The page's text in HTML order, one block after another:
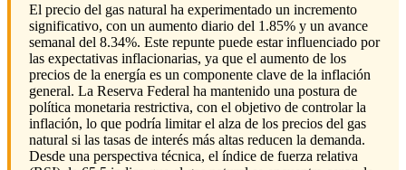
El precio del gas natural ha experimentado un incremento
significativo, con un aumento diario del 1.85% y un avance
semanal del 8.34%. Este repunte puede estar influenciado por
las expectativas inflacionarias, ya que el aumento de los
precios de la energía es un componente clave de la inflación
general. La Reserva Federal ha mantenido una postura de
política monetaria restrictiva, con el objetivo de controlar la
inflación, lo que podría limitar el alza de los precios del gas
natural si las tasas de interés más altas reducen la demanda.
Desde una perspectiva técnica, el índice de fuerza relativa